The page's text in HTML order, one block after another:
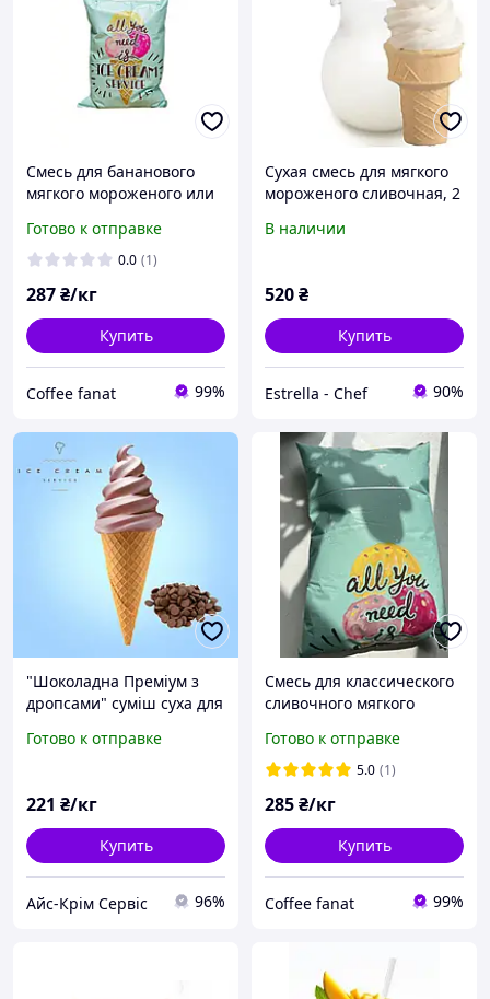
Смесь для бананового
мягкого мороженого или
Ice Cream/ Shake 1 кг
Украина
Готово к отправке
0.0 (1)
287₴/кг
Купить
Coffee fanat 99%
Сухая смесь для мягкого
мороженого сливочная, 2
В наличии
520₴
Купить
Estrella - Chef 90%
"Шоколадна Преміум з
дропсами" суміш суха для
софт зі смаком та
Готово к отправке
221 ₴/кг
Купить
Айс-Крім Сервіс 96%
Смесь для классического
сливочного мягкого
(шейка) Milk Ice Cream,
Shake 1 кг Украина
Готово к отправке
5.0 (1)
285₴/кг
Купить
Coffee fanat 99%